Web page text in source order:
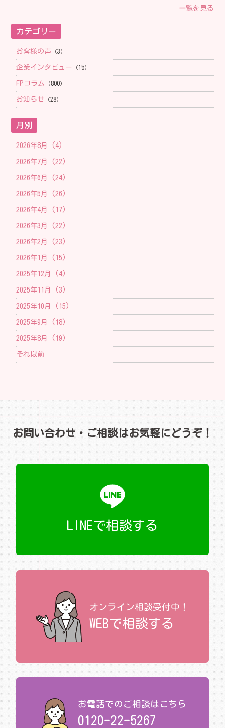
一覧を見る
カテゴリー
お客様の声 （3）
企業インタビュー （15）
FPコラム （800）
お知らせ （28）
月別
2026年8月 (4)
2026年7月 (22)
2026年6月 (24)
2026年5月 (26)
2026年4月 (17)
2026年3月 (22)
2026年2月 (23)
2026年1月 (15)
2025年12月 (4)
2025年11月 (3)
2025年10月 (15)
2025年9月 (18)
2025年8月 (19)
それ以前
お問い合わせ・ご相談はお気軽にどうぞ！
LINEで相談する
オンライン相談受付中！
WEBで相談する
お電話でのご相談はこちら
0120-22-5267